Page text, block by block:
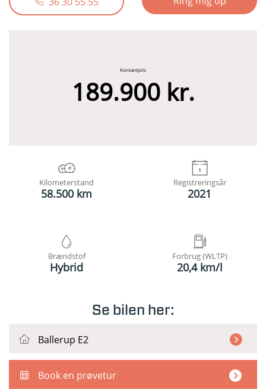
Kontantpris
189.900 kr.
Kilometerstand
58.500 km
Registreringsår
2021
Brændstof
Hybrid
Forbrug (WLTP)
20,4 km/l
Se bilen her:
Ballerup E2
Book en prøvetur